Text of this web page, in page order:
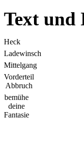
Text
Heck
Ladewinsch
Mittelgang
Vorderteil
Abbruch
bemühe
deine
Fantasie